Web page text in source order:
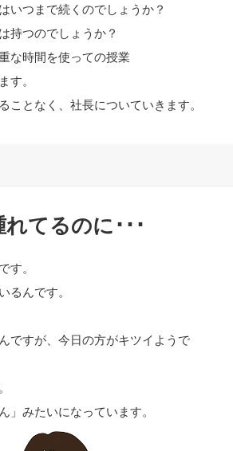
いつまで続くのでしょうか？
持つのでしょうか？
な時間を使っての授業
す。
ことなく、社長についていきます。
てるのに･･･
す。
るんです。
ですが、今日の方がキツイようで
」みたいになっています。